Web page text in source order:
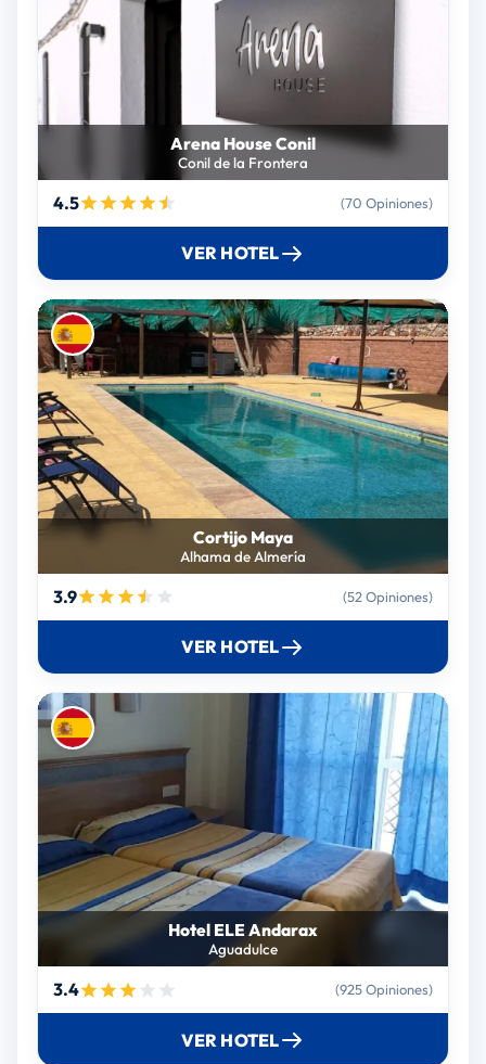
Arena House Conil
Conil de la Frontera
4.5 (70 Opiniones)
VER HOTEL
Cortijo Maya
Alhama de Almería
3.9 (52 Opiniones)
VER HOTEL
Hotel ELE Andarax
Aguadulce
3.4 (925 Opiniones)
VER HOTEL